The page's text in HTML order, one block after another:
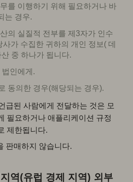
를 이행하기 위해 필요하거나 바
는 경우.
의 실질적 전부를 제3자가 인수
가 수집한 귀하의 개인 정보( 데
중 하나가 됩니다.
인에게.
동의한 경우(해당되는 경우).
급된 사람에게 전달하는 것은 모
필요하거나 애플리케이션 규정
제한됩니다.
판매하지 않습니다.
역(유럽 경제 지역) 외부